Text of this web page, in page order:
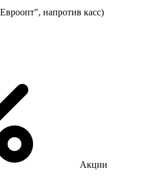
напротив касс)
Акции